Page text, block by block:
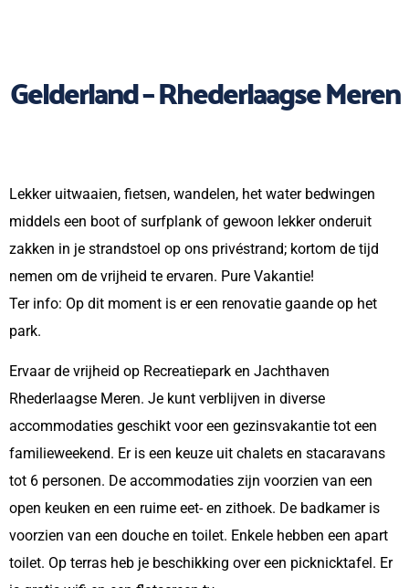
Gelderland – Rhederlaagse Meren
Lekker uitwaaien, fietsen, wandelen, het water bedwingen
middels een boot of surfplank of gewoon lekker onderuit
zakken in je strandstoel op ons privéstrand; kortom de tijd
nemen om de vrijheid te ervaren. Pure Vakantie!
Ter info: Op dit moment is er een renovatie gaande op het
park.
Ervaar de vrijheid op Recreatiepark en Jachthaven
Rhederlaagse Meren. Je kunt verblijven in diverse
accommodaties geschikt voor een gezinsvakantie tot een
familieweekend. Er is een keuze uit chalets en stacaravans
tot 6 personen. De accommodaties zijn voorzien van een
open keuken en een ruime eet- en zithoek. De badkamer is
voorzien van een douche en toilet. Enkele hebben een apart
toilet. Op terras heb je beschikking over een picknicktafel. Er